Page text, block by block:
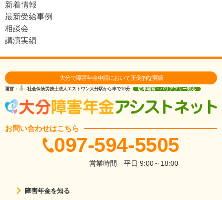
新着情報
最新受給事例
相談会
講演実績
大分で障害年金申請において圧倒的な実績
運営： 社会保険労務士法人エストワン大分駅から車で10分 駐車場有・バリアフリー対応
お問い合わせはこちら
097-594-5505
営業時間 平日 9:00～18:00
障害年金を知る